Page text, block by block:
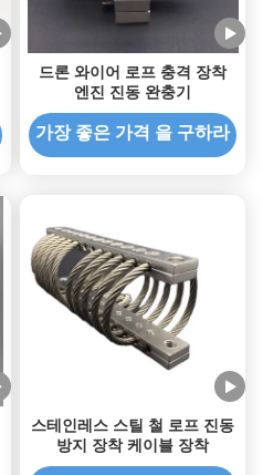
드론 와이어 로프 충격 장착
엔진 진동 완충기
가장 좋은 가격 을 구하라
스테인레스 스틸 철 로프 진동
방지 장착 케이블 장착